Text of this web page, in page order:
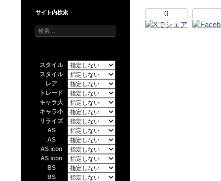
0
サイト内検索
検
索:
スタイル
スタイル
レア
トレード
キャラ大
キャラ小
リライズ
AS
AS
AS icon
AS icon
BS
BS